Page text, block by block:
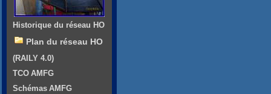
Historique du réseau HO
Plan du réseau HO
(RAILY 4.0)
TCO AMFG
Schémas AMFG